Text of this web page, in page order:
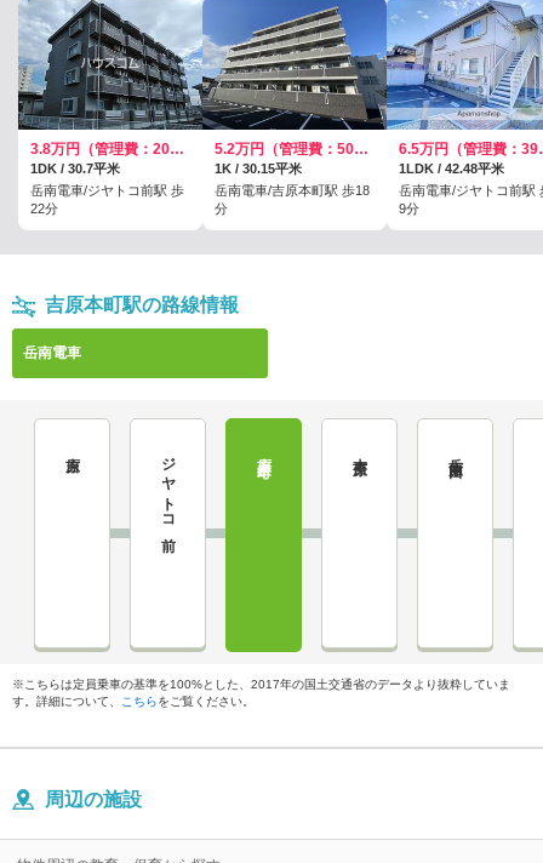
3.8万円（管理費：2000円）
1DK / 30.7平米
岳南電車/ジヤトコ前駅 歩
22分
5.2万円（管理費：5000円）
1K / 30.15平米
岳南電車/吉原本町駅 歩18
分
6.5
1LDK / 42.48平米
岳南電車/ジヤトコ前駅
9分
吉原本町駅の路線情報
岳南電車
ジヤトコ前
※こちらは定員乗車の基準を100%とした、2017年の国土交通省のデータより抜粋していま
す。詳細について、
こちらをご覧ください。
周辺の施設